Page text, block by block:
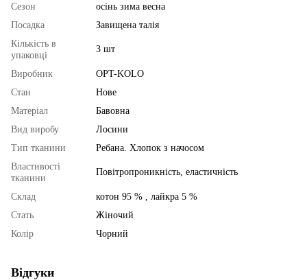
Сезон
осінь зима весна
Посадка
Завищена талія
Кількість в
упаковці
3 шт
Виробник
OPT-KOLO
Стан
Нове
Матеріал
Бавовна
Вид виробу
Лосини
Тип тканини
Ребана. Хлопок з начосом
Властивості
тканини
Повітропроникність, еластичність
Склад
котон 95 % , лайкра 5 %
Стать
Жіночий
Колір
Чорний
Відгуки